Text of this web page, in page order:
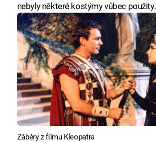
nebyly některé kostýmy vůbec použity.
Záběry z filmu Kleopatra